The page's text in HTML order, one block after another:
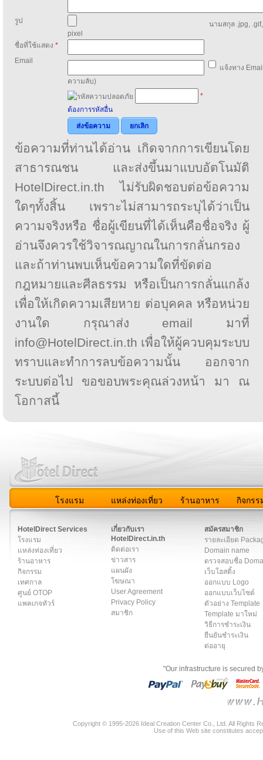
รูป
นามสกุล .jpg,
pixel
ชื่อที่ใช้แสดง *
Email
แจ้งทาง
ความลับ)
*
ต้องการรหัสอื่น
ส่งข้อความ
ยกเลิก
ข้อความที่ท่านได้อ่าน เกิดจากการเขียนโดย
สาธารณชน และส่งขึ้นมาแบบอัตโนมัติ
HotelDirect.in.th ไม่รับผิดชอบต่อข้อความ
ใดๆทั้งสิ้น เพราะไม่สามารถระบุได้ว่าเป็น
ความจริงหรือ ชื่อผู้เขียนที่ได้เห็นคือชื่อจริง ผู้
อ่านจึงควรใช้วิจารณญาณในการกลั่นกรอง
และถ้าท่านพบเห็นข้อความใดที่ขัดต่อ
กฎหมายและศีลธรรม หรือเป็นการกลั่นแกล้ง
เพื่อให้เกิดความเสียหาย ต่อบุคคล หรือหน่วย
งานใด กรุณาส่ง email มาที่
info@HotelDirect.in.th เพื่อให้ผู้ควบคุมระบบ
ทราบและทำการลบข้อความนั้น ออกจาก
ระบบต่อไป ขอขอบพระคุณล่วงหน้า มา ณ
โอกาสนี้
โรงแรม แหล่งท่องเที่ยว ร้านอาหาร กิจกรร
HotelDirect Services
โรงแรม
แหล่งท่องเที่ยว
ร้านอาหาร
กิจกรรม
เทศกาล
ศูนย์ OTOP
แพคเกจทัวร์
เกี่ยวกับเรา
HotelDirect.in.th
ติดต่อเรา
ข่าวสาร
แผนผัง
โฆษณา
User Agreement
Privacy Policy
สมาชิก
สมัครสมาชิก
รายละเอียด
Domain name
ตรวจสอบชื่อ
เว็บโฮสติ้ง
ออกแบบ Logo
ออกแบบเว็บไซต์
ตัวอย่าง Template
Template มาใหม่
วิธีการชำระเงิน
ยืนยันชำระเงิน
ต่ออายุ
"Our infrastructure is secured
Copyright © 1995-2026 Ideal Creation Center Co., Ltd. All Rights
Use of this Web site constitutes